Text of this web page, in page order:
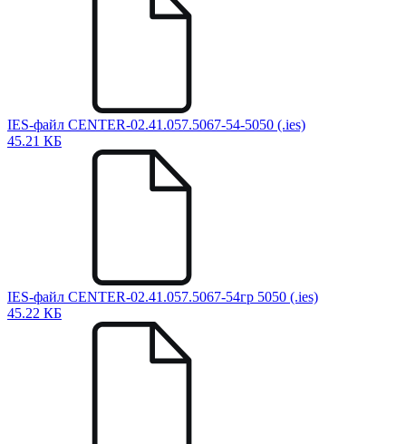
IES-файл CENTER-02.41.057.5067-54-5050 (.ies)
45.21 КБ
IES-файл CENTER-02.41.057.5067-54гр 5050 (.ies)
45.22 КБ